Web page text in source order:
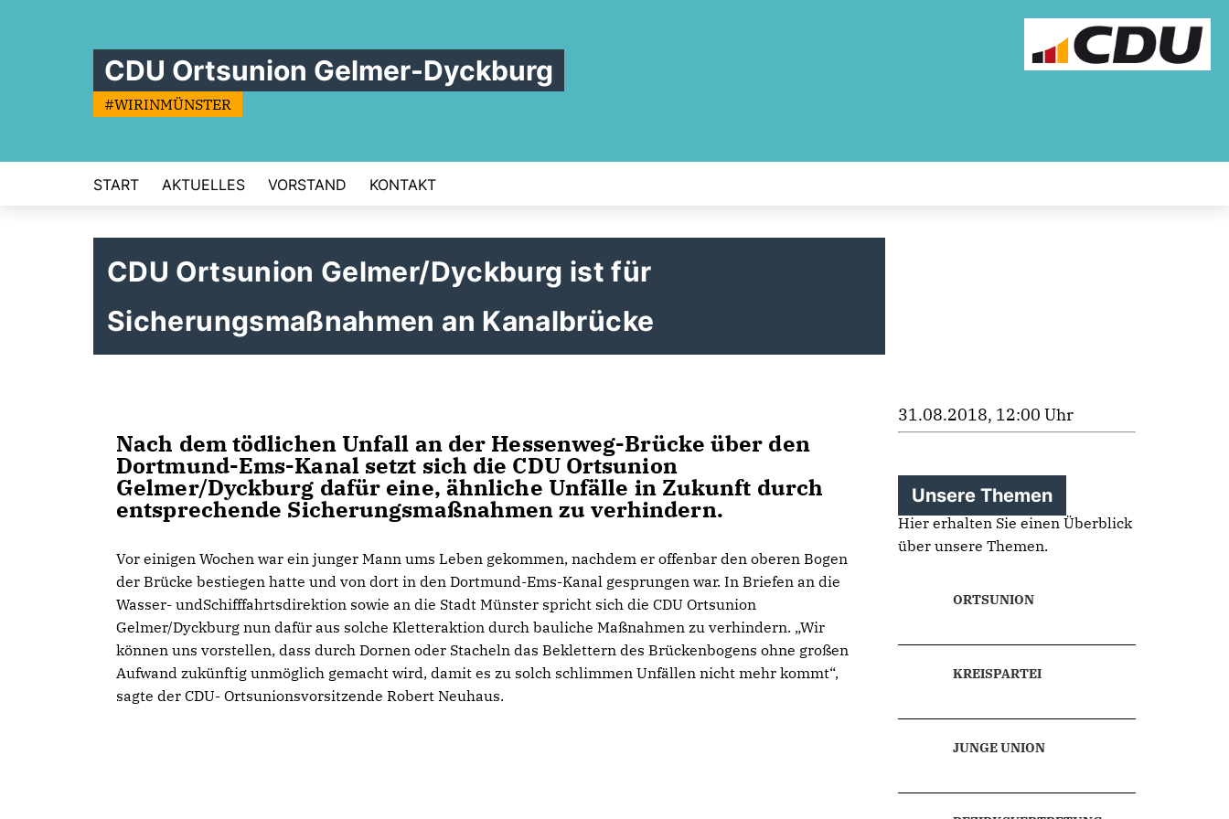
CDU Ortsunion Gelmer-Dyckburg
#WIRINMÜNSTER
START AKTUELLES VORSTAND KONTAKT
CDU Ortsunion Gelmer/Dyckburg ist für
Sicherungsmaßnahmen an Kanalbrücke
Nach dem tödlichen Unfall an der Hessenweg-Brücke über den
Dortmund-Ems-Kanal setzt sich die CDU Ortsunion
Gelmer/Dyckburg dafür eine, ähnliche Unfälle in Zukunft durch
entsprechende Sicherungsmaßnahmen zu verhindern.
Vor einigen Wochen war ein junger Mann ums Leben gekommen, nachdem er offenbar den oberen Bogen
der Brücke bestiegen hatte und von dort in den Dortmund-Ems-Kanal gesprungen war. In Briefen an die
Wasser- undSchifffahrtsdirektion sowie an die Stadt Münster spricht sich die CDU Ortsunion
Gelmer/Dyckburg nun dafür aus solche Kletteraktion durch bauliche Maßnahmen zu verhindern. „Wir
können uns vorstellen, dass durch Dornen oder Stacheln das Beklettern des Brückenbogens ohne großen
Aufwand zukünftig unmöglich gemacht wird, damit es zu solch schlimmen Unfällen nicht mehr kommt“,
sagte der CDU- Ortsunionsvorsitzende Robert Neuhaus.
31.08.2018, 12:00 Uhr
Unsere Themen
Hier erhalten Sie einen Überblick
über unsere Themen.
ORTSUNION
KREISPARTEI
JUNGE UNION